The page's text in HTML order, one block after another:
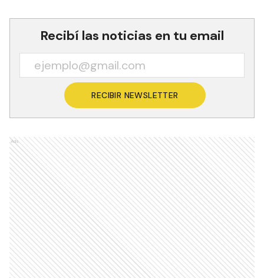
Recibí las noticias en tu email
RECIBIR NEWSLETTER
Ads